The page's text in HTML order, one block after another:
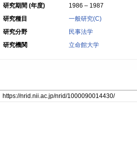
研究期間 (年度)
1986 – 1987
研究種目
一般研究(C)
研究分野
民事法学
研究機関
立命館大学